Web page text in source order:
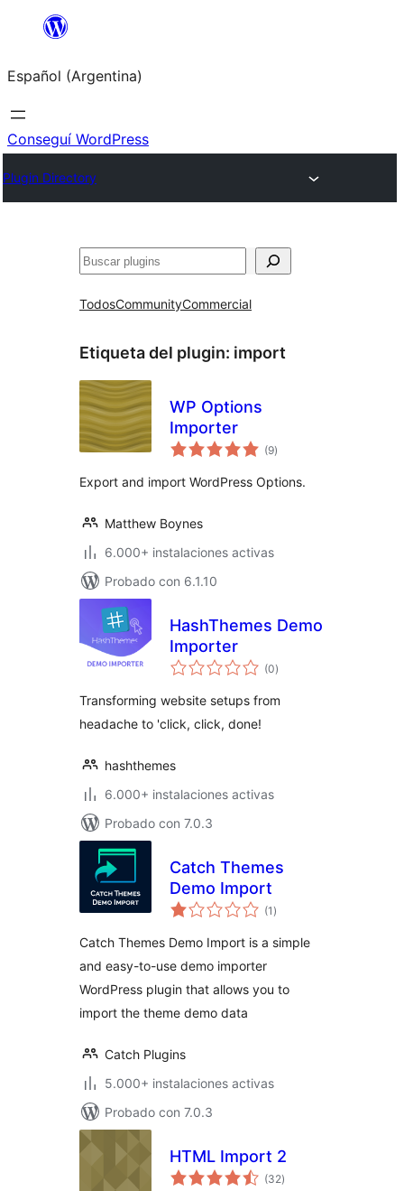
Saltar
contenido
Español (Argentina)
Conseguí WordPress
Plugin Directory
Buscar
TodosCommunityCommercial
Etiqueta del plugin: import
WP Options
Importer
(9total
de
)
Export and import WordPress Options.
Matthew Boynes
6.000+ instalaciones activas
Probado con 6.1.10
HashThemes Demo
Importer
(0total
de
)
Transforming website setups from
headache to 'click, click, done!
hashthemes
6.000+ instalaciones activas
Probado con 7.0.3
Catch Themes
Demo Import
(1 total
de
)
Catch Themes Demo Import is a simple
and easy-to-use demo importer
WordPress plugin that allows you to
import the theme demo data
Catch Plugins
5.000+ instalaciones activas
Probado con 7.0.3
HTML Import 2
(32total
de
)